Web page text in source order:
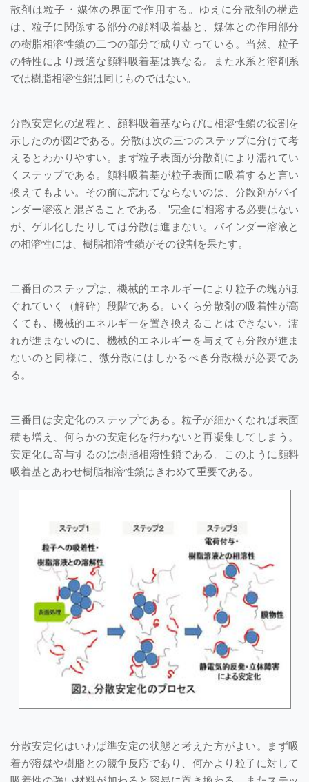
散剤は粒子・媒体の界面で作用する。ゆえに分散剤の構造
は、粒子に関係する部分の顔料吸着基と、媒体との作用部分
の樹脂相溶性鎖の二つの部分で成り立っている。当然、粒子
の特性により最適な顔料吸着基は異なる。また水系と溶剤系
では樹脂相溶性鎖は同じものではない。
分散安定化の過程と、顔料吸着基ならびに相溶性鎖の役割を
示したのが図2である。分散は次の三つのステップに分けて考
えるとわかりやすい。まず粒子表面が分散剤により濡れてい
くステップである。顔料吸着基が粒子表面に吸着すると言い
換えてもよい。その前に忘れてならないのは、分散剤がバイ
ンダー溶液と混ざることである。'完全に'相溶する必要はない
が、ゲル化したりしては分散は進まない。バインダー溶液と
の相溶性には、樹脂相溶性鎖がその役割を果たす。
二番目のステップは、機械的エネルギーにより粒子の塊がほ
ぐれていく（解砕）段階である。いくら分散剤の吸着性が高
くても、機械的エネルギーを置き換えることはできない。濡
れが進まないのに、機械的エネルギーを与えても分散が進ま
ないのと同様に、微分散にはしかるべき分散機が必要であ
る。
三番目は安定化のステップである。粒子が細かくなれば表面
積も増え、何らかの安定化を行わないと再凝集してしまう。
安定化に寄与するのは樹脂相溶性鎖である。このように顔料
吸着基とあわせ樹脂相溶性鎖はきわめて重要である。
分散安定化はいわば準安定の状態と考えた方がよい。まず吸
着が溶媒や樹脂との競争反応であり、何かより粒子に対して